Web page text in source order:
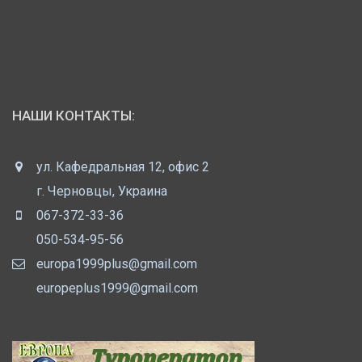
НАШИ КОНТАКТЫ:
ул. Кафедральная 12, офис 2
г. Черновцы, Украина
067-372-33-36
050-534-95-56
europa1999plus@gmail.com
europeplus1999@gmail.com